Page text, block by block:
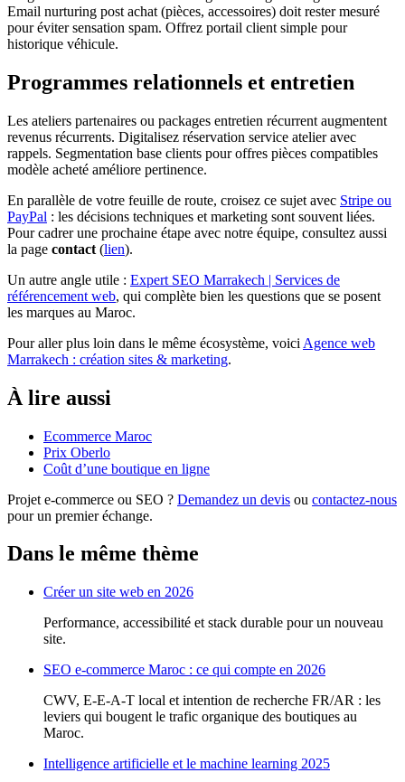
Email nurturing post achat (pièces, accessoires) doit rester mesuré
pour éviter sensation spam. Offrez portail client simple pour
historique véhicule.
Programmes relationnels et entretien
Les ateliers partenaires ou packages entretien récurrent augmentent
revenus récurrents. Digitalisez réservation service atelier avec
rappels. Segmentation base clients pour offres pièces compatibles
modèle acheté améliore pertinence.
En parallèle de votre feuille de route, croisez ce sujet avec Stripe ou
PayPal : les décisions techniques et marketing sont souvent liées.
Pour cadrer une prochaine étape avec notre équipe, consultez aussi
la page contact (lien).
Un autre angle utile : Expert SEO Marrakech | Services de
référencement web, qui complète bien les questions que se posent
les marques au Maroc.
Pour aller plus loin dans le même écosystème, voici Agence web
Marrakech : création sites & marketing.
À lire aussi
Ecommerce Maroc
Prix Oberlo
Coût d’une boutique en ligne
Projet e-commerce ou SEO ? Demandez un devis ou contactez-nous
pour un premier échange.
Dans le même thème
Créer un site web en 2026
Performance, accessibilité et stack durable pour un nouveau
site.
SEO e-commerce Maroc : ce qui compte en 2026
CWV, E-E-A-T local et intention de recherche FR/AR : les
leviers qui bougent le trafic organique des boutiques au
Maroc.
Intelligence artificielle et le machine learning 2025